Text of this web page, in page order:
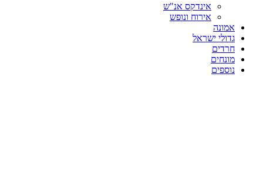
אינדקס אנ"ש
אירוח ונופש
אמונה
גדולי ישראל
חרדים
מונחים
נוספים